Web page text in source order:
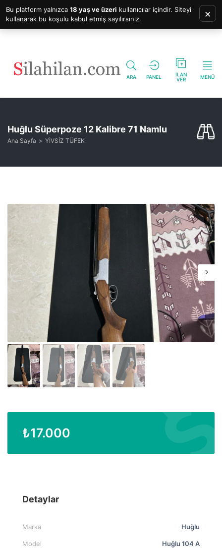
ARA PANEL
İLAN
VER
MENÜ
Huğlu Süperpoze 12 Kalibre 71 Namlu
Ana Sayfa YİVSİZ TÜFEK
₺17.000
Detaylar
Marka Huğlu
Model Huğlu 104 A
Bu platform yalnızca 18 yaş ve üzeri kullanıcılar içindir. Siteyi
kullanarak bu koşulu kabul etmiş sayılırsınız.
×